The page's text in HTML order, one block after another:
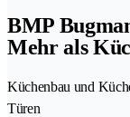
BMP
Mehr als
Küchenbau und
Türen